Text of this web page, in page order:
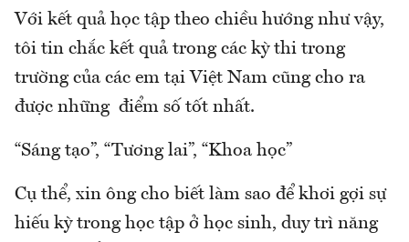
Với kết quả học tập theo chiều hướng như vậy,
tôi tin chắc kết quả trong các kỳ thi trong
trường của các em tại Việt Nam cũng cho ra
được những điểm số tốt nhất.
“Sáng tạo”, “Tương lai”, “Khoa học”
Cụ thể, xin ông cho biết làm sao để khơi gợi sự
hiếu kỳ trong học tập ở học sinh, duy trì năng